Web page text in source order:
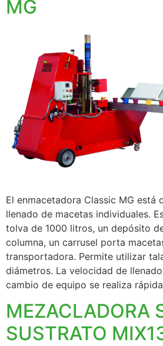
MG
El enmacetadora Classic MG está
llenado de macetas individuales.
tolva de 1000 litros, un depósito
columna, un carrusel porta
transportadora. Permite utilizar
diámetros. La velocidad de
cambio de equipo se realiza
MEZACLADORA
SUSTRATO